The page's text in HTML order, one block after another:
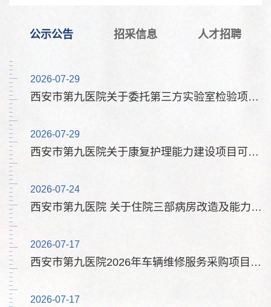
公示公告 招采信息 人才招聘
2026-07-29
西安市第九医院关于委托第三方实验室检验项目市场调研公告
2026-07-29
西安市第九医院关于康复护理能力建设项目可行性研究报告及项目建议书编...
2026-07-24
西安市第九医院 关于住院三部病房改造及能力提升项目社会稳定风险评估备...
2026-07-17
西安市第九医院2026年车辆维修服务采购项目市场调研公告
2026-07-17
2026-08-05
南门停车系统道闸更换设备采购项目 询价公告
2026-08-04
西安市第九医院职工拓展训练服务项目（三次） 竞争性磋商公告
2026-07-31
西安市第九医院职工拓展训练服务项目（二次） 废标公告
2026-07-30
西安市第九医院肛肠科局部装修改造工程（三次） 中标公告
2026-07-30
2026-07-24
西安市第九医院2026年编制外聘用人员招聘公告
2026-07-24
西安市第九医院基层服务中心2026年编制外聘用人员招聘公告
2026-06-25
西安市第九医院2026年编制外聘用人员招聘公告
2026-06-15
西安市第九医院大明宫卫生所2026年编制外聘用人员招聘公告
气候寒冷干燥的冬季，在病房经常会听到 “咳咳”声此起彼
适，甚至影响工作、学习和生活质量等。咳嗽是机体的防御